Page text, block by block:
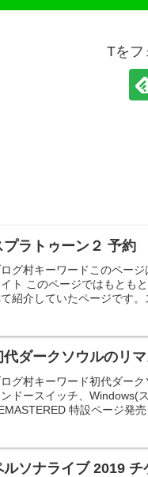
Tをフ
プラトゥーン２ 予約
グ村キーワードこのペー
ト このページではもとも
紹介していたページです
代ダークソウルのリ
グ村キーワード初代ダー
ドースイッチ、Windows(
特設ページ発売
ルソナライブ 2019 チ